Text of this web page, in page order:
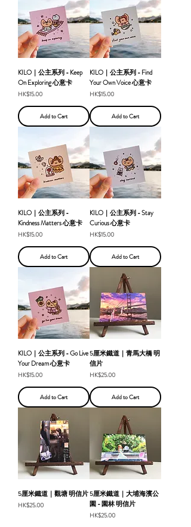
KILO｜公主系列 - Keep
On Exploring 心意卡
Price
HK$15.00
Add to Cart
KILO｜公主系列 - Find
Your Own Voice 心意卡
Price
HK$15.00
Add to Cart
KILO｜公主系列 -
Kindness Matters 心意卡
Price
HK$15.00
Add to Cart
KILO｜公主系列 - Stay
Curious 心意卡
Price
HK$15.00
Add to Cart
KILO｜公主系列 - Go Live
Your Dream 心意卡
Price
HK$15.00
Add to Cart
5厘米鐵道｜青馬大橋 明
信片
Price
HK$25.00
Add to Cart
5厘米鐵道｜觀塘 明信片
Price
HK$25.00
5厘米鐵道｜大埔海濱公
園 - 園林 明信片
Price
HK$25.00